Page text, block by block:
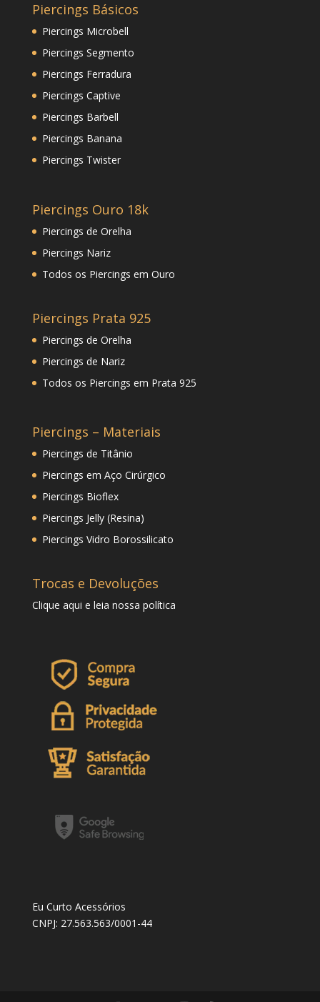
Piercings Básicos
Piercings Microbell
Piercings Segmento
Piercings Ferradura
Piercings Captive
Piercings Barbell
Piercings Banana
Piercings Twister
Piercings Ouro 18k
Piercings de Orelha
Piercings Nariz
Todos os Piercings em Ouro
Piercings Prata 925
Piercings de Orelha
Piercings de Nariz
Todos os Piercings em Prata 925
Piercings – Materiais
Piercings de Titânio
Piercings em Aço Cirúrgico
Piercings Bioflex
Piercings Jelly (Resina)
Piercings Vidro Borossilicato
Trocas e Devoluções
Clique aqui e leia nossa política
Eu Curto Acessórios
CNPJ: 27.563.563/0001-44